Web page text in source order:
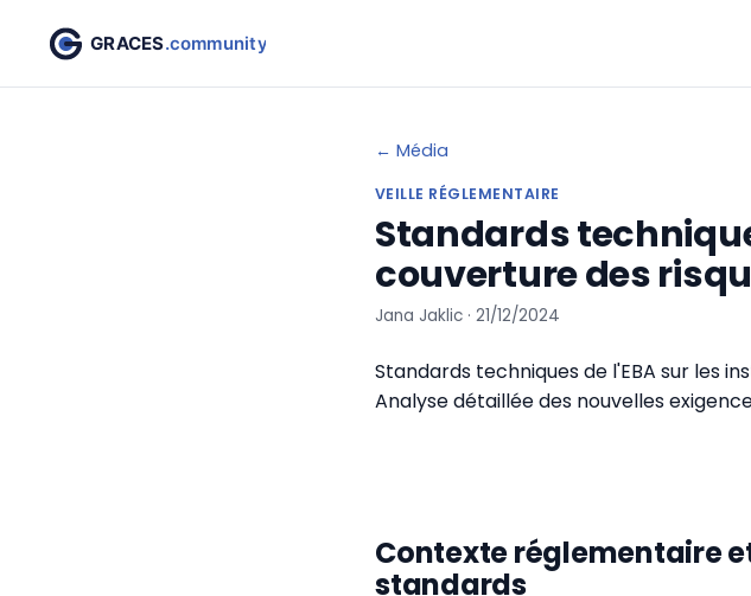
← Média
VEILLE RÉGLEMENTAIRE
Standards
couverture des
Jana Jaklic · 21/12/2024
Standards techniques de l'EBA sur les
Analyse détaillée des nouvelles
Contexte réglementaire
standards